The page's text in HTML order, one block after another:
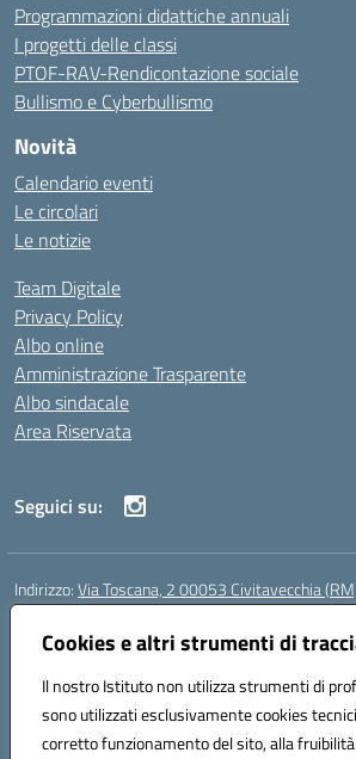
Cookies e altri strumenti di
Il nostro Istituto non utilizza strumenti di
sono utilizzati esclusivamente cookies
corretto funzionamento del sito, alla
Programmazioni didattiche annuali
I progetti delle classi
PTOF-RAV-Rendicontazione sociale
Bullismo e Cyberbullismo
Novità
Calendario eventi
Le circolari
Le notizie
Team Digitale
Privacy Policy
Albo online
Amministrazione Trasparente
Albo sindacale
Area Riservata
Seguici su:
Indirizzo:Via Toscana, 2 00053 Civitavecchia
Centralino:
Posta elettronica certificata (PEC):
Codice fiscale: 91038380589
Codice meccanografico:RMIC8B900G
Codice Indice delle Pubbliche Amministrazioni